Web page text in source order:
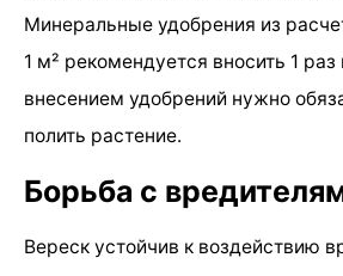
Минеральные удобрения из
1 м² рекомендуется вносить 1
внесением удобрений нужно
полить растение.
Борьба с
Вереск устойчив к воздействию